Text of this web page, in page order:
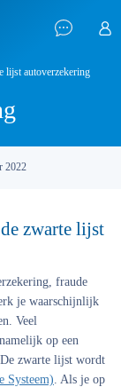
lijst autoverzekering
2022
zwarte lijst
fraude
je waarschijnlijk
Veel
op een
zwarte lijst wordt
Systeem). Als je op